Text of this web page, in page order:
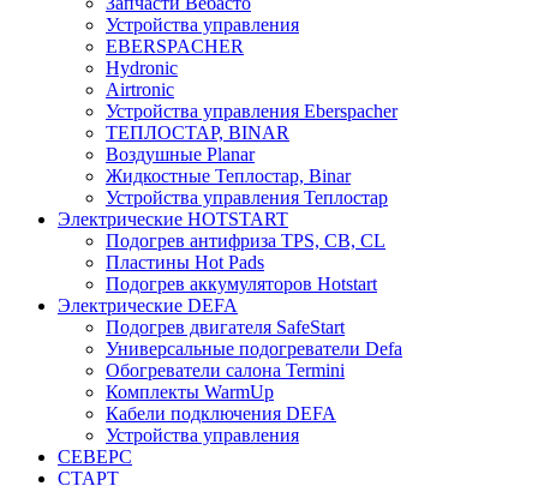
Устройства управления
EBERSPACHER
Hydronic
Airtronic
Устройства управления Eberspacher
ТЕПЛОСТАР, BINAR
Воздушные Planar
Жидкостные Теплостар, Binar
Устройства управления Теплостар
Электрические HOTSTART
Подогрев антифриза TPS, CB, CL
Пластины Hot Pads
Подогрев аккумуляторов Hotstart
Электрические DEFA
Подогрев двигателя SafeStart
Универсальные подогреватели Defa
Обогреватели салона Termini
Комплекты WarmUp
Кабели подключения DEFA
Устройства управления
СЕВЕРС
СТАРТ